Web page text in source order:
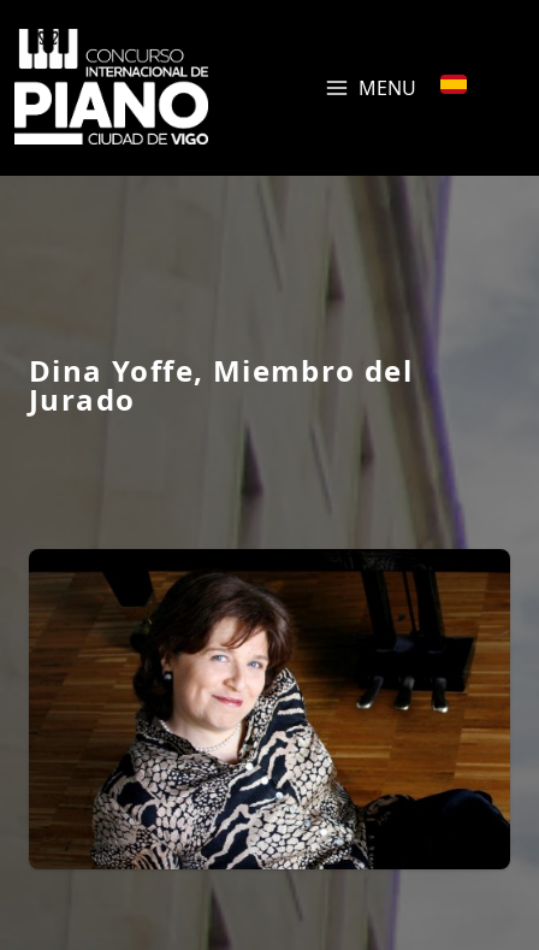
MENU
Dina Yoffe, Miembro del
Jurado